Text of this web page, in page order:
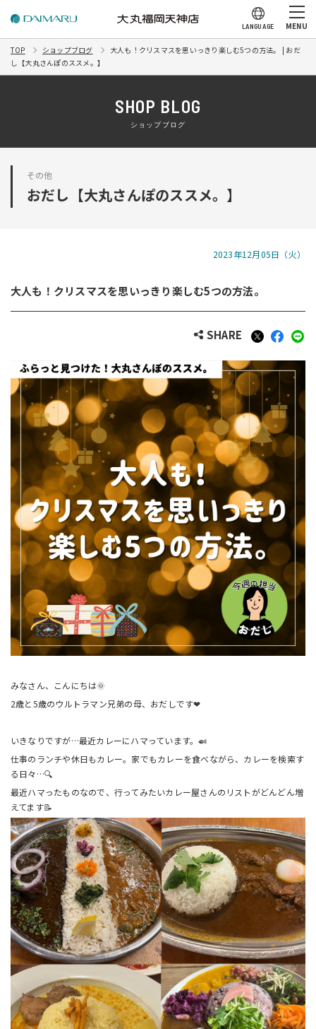
LANGUAGE MENU
TOP ショップブログ
大人も！クリスマスを思いっきり楽しむ5つの方法。 | おだ
し【大丸さんぽのススメ。】
SHOP BLOG
ショップブログ
その他
おだし【大丸さんぽのススメ。】
2023年12月05日（火）
大人も！クリスマスを思いっきり楽しむ5つの方法。
SHARE
みなさん、こんにちは🌞
2歳と5歳のウルトラマン兄弟の母、おだしです❤︎
いきなりですが…最近カレーにハマっています。🍛
仕事のランチや休日もカレー。家でもカレーを食べながら、カレーを検索す
る日々…🔍
最近ハマったものなので、行ってみたいカレー屋さんのリストがどんどん増
えてます📝